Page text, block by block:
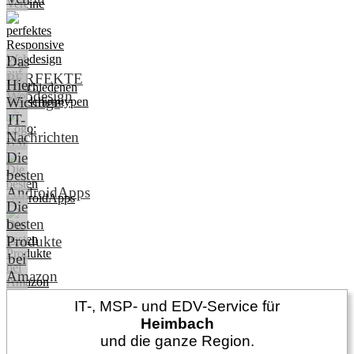
Das
PERFEKTE
Webdesign
Hier:
Wichtige
IT-
Nachrichten
Die
besten
AndroidApps
Die
besten
Produkte
bei
Amazon
IT-, MSP- und EDV-Service für
Heimbach
und die ganze Region.